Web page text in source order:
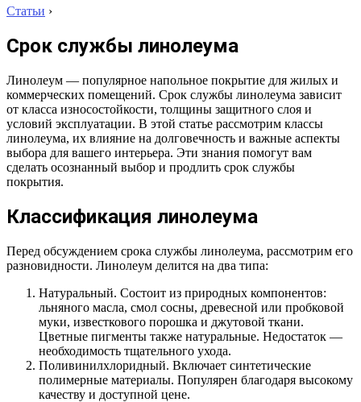
Статьи ›
Срок службы линолеума
Линолеум — популярное напольное покрытие для жилых и
коммерческих помещений. Срок службы линолеума зависит
от класса износостойкости, толщины защитного слоя и
условий эксплуатации. В этой статье рассмотрим классы
линолеума, их влияние на долговечность и важные аспекты
выбора для вашего интерьера. Эти знания помогут вам
сделать осознанный выбор и продлить срок службы
покрытия.
Классификация линолеума
Перед обсуждением срока службы линолеума, рассмотрим его
разновидности. Линолеум делится на два типа:
Натуральный. Состоит из природных компонентов:
льняного масла, смол сосны, древесной или пробковой
муки, известкового порошка и джутовой ткани.
Цветные пигменты также натуральные. Недостаток —
необходимость тщательного ухода.
Поливинилхлоридный. Включает синтетические
полимерные материалы. Популярен благодаря высокому
качеству и доступной цене.